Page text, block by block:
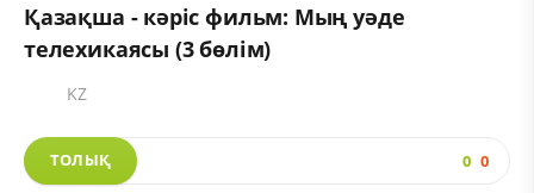
Қазақша - кәріс фильм: Мың уәде
телехикаясы (3 бөлім)
KZ
ТОЛЫҚ 0 0